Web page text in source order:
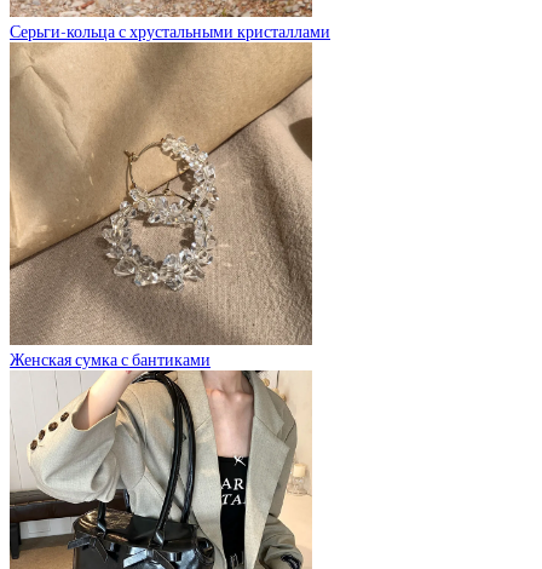
Серьги-кольца с хрустальными кристаллами
Женская сумка с бантиками